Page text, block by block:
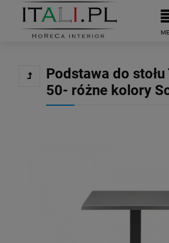
Podstawa do stołu
50- różne kolory